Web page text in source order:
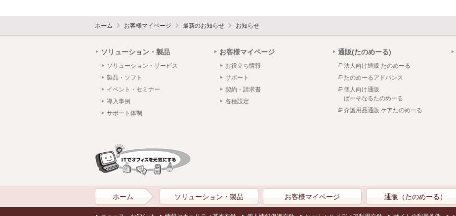
ホーム お客様マイページ 最新のお知らせ お知らせ
ソリューション・製品
ソリューション・サービス
製品・ソフト
イベント・セミナー
導入事例
サポート体制
お客様マイページ
お役立ち情報
サポート
契約・請求書
各種設定
通販(たのめーる)
法人向け通販 たのめーる
たのめーるアドバンス
個人向け通販
ぱーそなるたのめーる
介護用品通販 ケアたのめーる
ホーム ソリューション・製品 お客様マイページ 通販（たのめーる）